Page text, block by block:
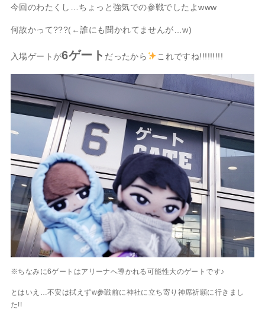
今回のわたくし…ちょっと強気での参戦でしたよwww
何故かって???(←誰にも聞かれてませんが…w)
入場ゲートが6ゲート だったから これですね!!!!!!!!!
※ちなみに6ゲートはアリーナへ導かれる可能性大のゲートです♪
とはいえ…不安は拭えずw参戦前に神社に立ち寄り神席祈願に行きまし
た!!